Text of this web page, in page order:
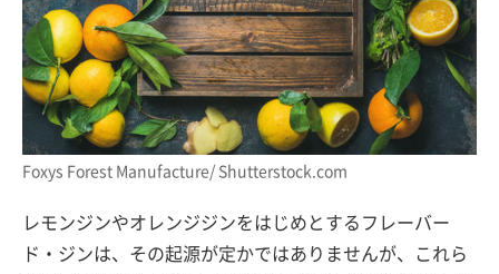
Foxys Forest Manufacture/ Shutterstock.com
レモンジンやオレンジジンをはじめとするフレーバー
ド・ジンは、その起源が定かではありませんが、これら